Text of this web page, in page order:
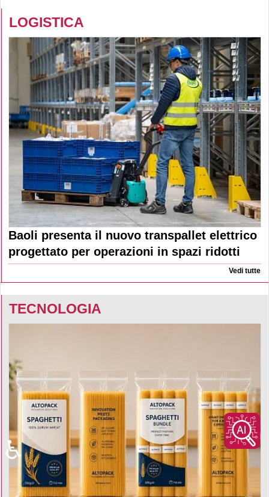
LOGISTICA
Baoli presenta il nuovo transpallet elettrico
progettato per operazioni in spazi ridotti
Vedi tutte
TECNOLOGIA